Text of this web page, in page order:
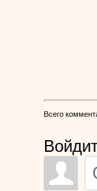
Всего